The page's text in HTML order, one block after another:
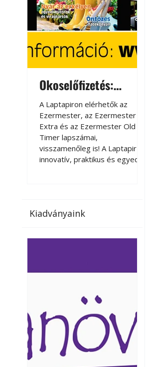
Okoselőfizetés:
Ezermester Extra
A Laptapiron elérhetők az
Ezermester, az Ezermester
Extra és az Ezermester Old
Timer lapszámai,
visszamenőleg is! A Laptapir új,
innovatív, praktikus és egyedi
az otthonában, útközben vagy
elérhetők lapszámaink. Bárhol,
Kiadványaink